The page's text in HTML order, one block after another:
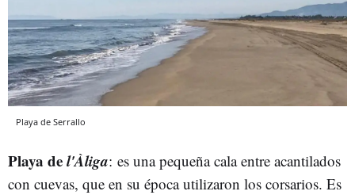
Playa de Serrallo
Playa del'Àliga: es una pequeña cala entre acantilados
con cuevas, que en su época utilizaron los corsarios. Es